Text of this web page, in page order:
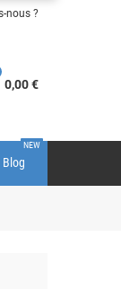
nous ?
0,00 €
Blog
NEW